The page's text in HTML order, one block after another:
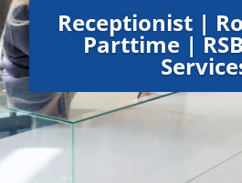
Receptionist |
Parttime |